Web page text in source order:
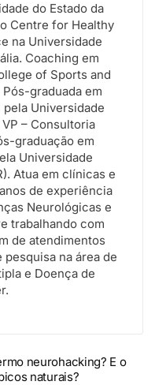
do Estado da
Centre for Healthy
na Universidade
Coaching em
of Sports and
graduada em
Universidade
– Consultoria
graduação em
Universidade
Atua em clínicas e
de experiência
Neurológicas e
trabalhando com
de atendimentos
na área de
e Doença de
neurohacking? E o
naturais?